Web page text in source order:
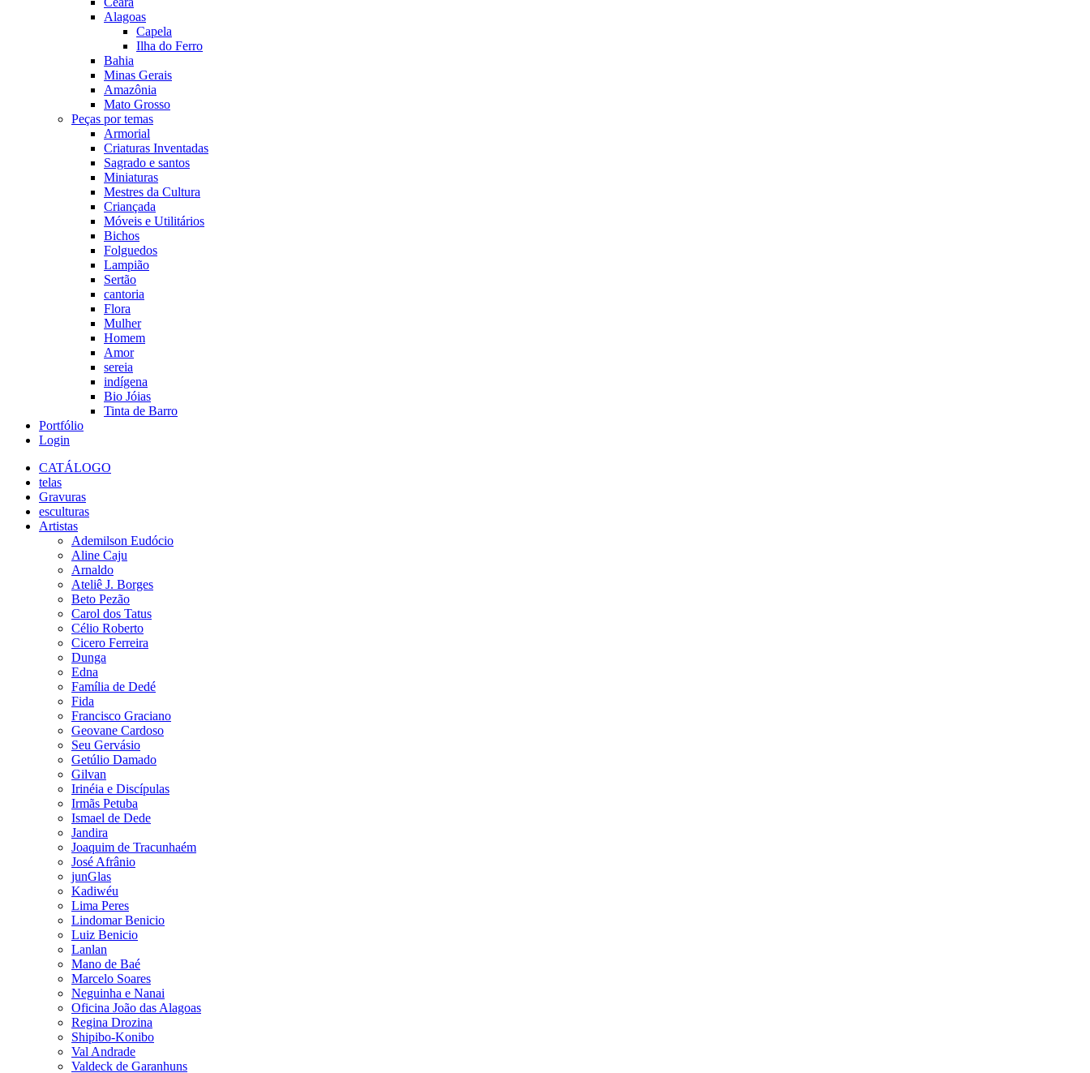
Alagoas
Capela
Ilha do Ferro
Bahia
Minas Gerais
Amazônia
Mato Grosso
Peças por temas
Armorial
Criaturas Inventadas
Sagrado e santos
Miniaturas
Mestres da Cultura
Criançada
Móveis e Utilitários
Bichos
Folguedos
Lampião
Sertão
cantoria
Flora
Mulher
Homem
Amor
sereia
indígena
Bio Jóias
Tinta de Barro
Portfólio
Login
CATÁLOGO
telas
Gravuras
esculturas
Artistas
Ademilson Eudócio
Aline Caju
Arnaldo
Ateliê J. Borges
Beto Pezão
Carol dos Tatus
Célio Roberto
Cicero Ferreira
Dunga
Edna
Família de Dedé
Fida
Francisco Graciano
Geovane Cardoso
Seu Gervásio
Getúlio Damado
Gilvan
Irinéia e Discípulas
Irmãs Petuba
Ismael de Dede
Jandira
Joaquim de Tracunhaém
José Afrânio
junGlas
Kadiwéu
Lima Peres
Lindomar Benicio
Luiz Benicio
Lanlan
Mano de Baé
Marcelo Soares
Neguinha e Nanai
Oficina João das Alagoas
Regina Drozina
Shipibo-Konibo
Val Andrade
Valdeck de Garanhuns